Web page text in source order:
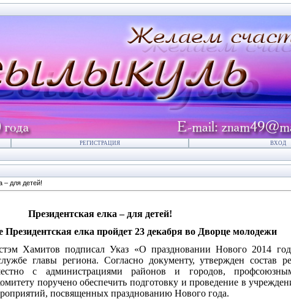
РЕГИСТРАЦИЯ ВХОД
– для детей!
Президентская елка – для детей!
елка пройдет 23 декабря во Дворце молодежи
Хамитов подписал Указ «О праздновании Нового 2014
главы региона. Согласно документу, утвержден состав
с администрациями районов и городов,
поручено обеспечить подготовку и проведение в
посвященных празднованию Нового года.